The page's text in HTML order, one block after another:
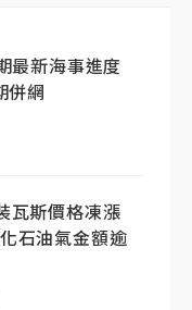
最新海事進度
併網
瓦斯價格凍漲
石油氣金額逾